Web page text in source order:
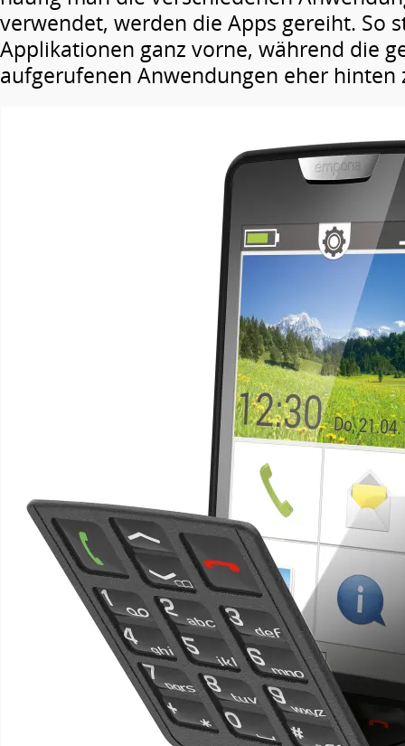
verwendet, werden die Apps gereiht. So
Applikationen ganz vorne, während die
aufgerufenen Anwendungen eher hinten